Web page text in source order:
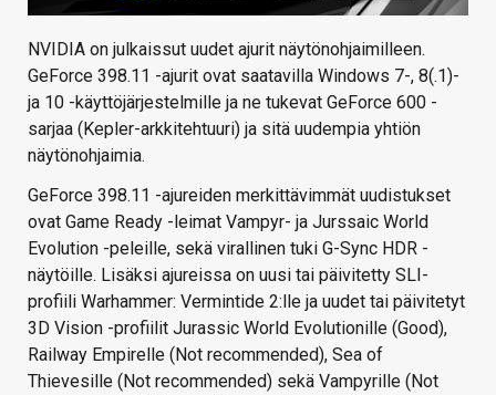
HAKU
NVIDIA on julkaissut uudet ajurit näytönohjaimilleen.
GeForce 398.11 -ajurit ovat saatavilla Windows 7-, 8(.1)-
ja 10 -käyttöjärjestelmille ja ne tukevat GeForce 600 -
sarjaa (Kepler-arkkitehtuuri) ja sitä uudempia yhtiön
näytönohjaimia.
GeForce 398.11 -ajureiden merkittävimmät uudistukset
ovat Game Ready -leimat Vampyr- ja Jurssaic World
Evolution -peleille, sekä virallinen tuki G-Sync HDR -
näytöille. Lisäksi ajureissa on uusi tai päivitetty SLI-
profiili Warhammer: Vermintide 2:lle ja uudet tai päivitetyt
3D Vision -profiilit Jurassic World Evolutionille (Good),
Railway Empirelle (Not recommended), Sea of
Thievesille (Not recommended) sekä Vampyrille (Not